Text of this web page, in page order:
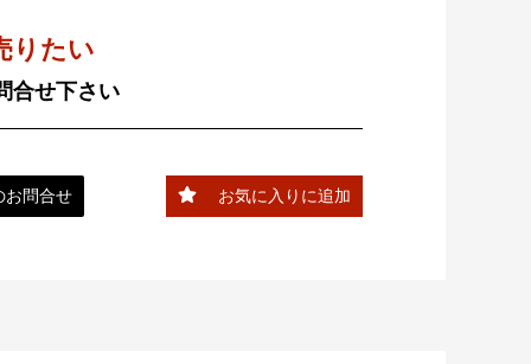
りたい
合せ下さい
お問合せ お気に入りに追加